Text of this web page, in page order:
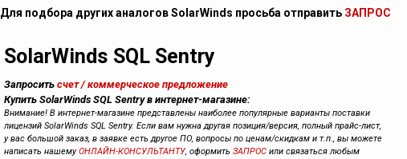
Для подбора других аналогов SolarWinds просьба отправить ЗАПРОС
SolarWinds SQL Sentry
Запросить счет / коммерческое предложение
Купить SolarWinds SQL Sentry в интернет-магазине:
Внимание! В интернет-магазине представлены наиболее популярные варианты поставки
лицензий SolarWinds SQL Sentry. Если вам нужна другая позиция/версия, полный прайс-лист,
у вас большой заказ, в заявке есть другое ПО, вопросы по ценам/скидкам и т.п., вы можете
написать нашемуОНЛАЙН-КОНСУЛЬТАНТУ, оформить ЗАПРОСили связаться любым